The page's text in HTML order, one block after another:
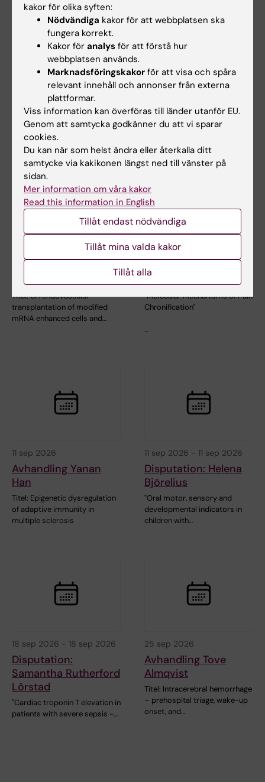
21 aug 2026
Disputation: Callum
Epidemiology to Health
Promotion: Associations
between physical activity…
Disputation: Heba Ali
Titel:
neuroprotektion i modeller av…
Avhandling Jonathan
Al-Saadi
Titel: On endovascular
transplantation of modified
mRNA enhanced cells and…
28 aug 2026
Disputation: Prach
Techameena
"Molecular Mechanisms of Pain
Chronification"
…
11 sep 2026
Avhandling Yanan
Han
Titel: Epigenetic dysregulation
of adaptive immunity in
multiple sclerosis
11 sep 2026 - 11 sep 2026
Disputation: Helena
Björelius
"Oral motor, sensory and
developmental indicators in
children with…
18 sep 2026 - 18 sep 2026
Disputation:
Samantha Rutherford
Lörstad
"Cardiac troponin T elevation in
patients with severe sepsis -…
25 sep 2026
Avhandling Tove
Almqvist
Titel: Intracerebral hemorrhage
– prehospital triage, wake-up
onset, and…
kakor för olika syften:
Nödvändiga kakor för att webbplatsen ska
fungera korrekt.
Kakor för analys för att förstå hur
webbplatsen används.
Marknadsföringskakor för att visa och spåra
relevant innehåll och annonser från externa
plattformar.
Viss information kan överföras till länder utanför EU.
Genom att samtycka godkänner du att vi sparar
cookies.
Du kan när som helst ändra eller återkalla ditt
samtycke via kakikonen längst ned till vänster på
sidan.
Mer information om våra kakor
Read this information in English
Tillåt endast nödvändiga
Tillåt mina valda kakor
Tillåt alla